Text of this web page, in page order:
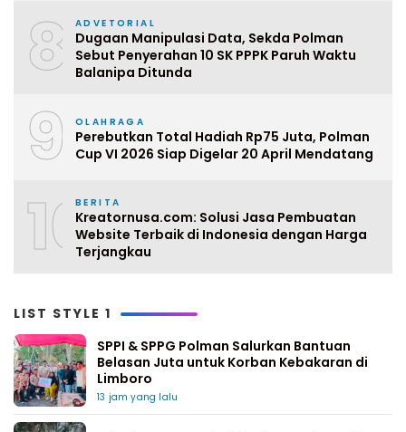
8 ADVETORIAL
Dugaan Manipulasi Data, Sekda Polman
Sebut Penyerahan 10 SK PPPK Paruh Waktu
Balanipa Ditunda
9 OLAHRAGA
Perebutkan Total Hadiah Rp75 Juta, Polman
Cup VI 2026 Siap Digelar 20 April Mendatang
10BERITA
Kreatornusa.com: Solusi Jasa Pembuatan
Website Terbaik di Indonesia dengan Harga
Terjangkau
LIST STYLE 1
SPPI & SPPG Polman Salurkan Bantuan
Belasan Juta untuk Korban Kebakaran di
Limboro
13 jam yang lalu